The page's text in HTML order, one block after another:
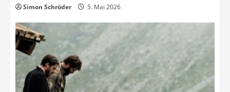
Simon Schröder 5. Mai 2026